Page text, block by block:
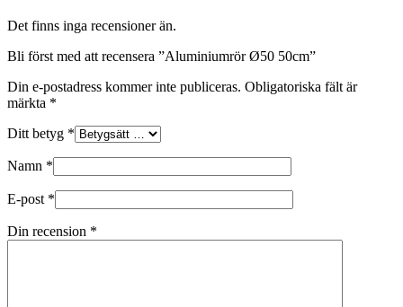
Det finns inga recensioner än.
Bli först med att recensera ”Aluminiumrör Ø50 50cm”
Din e-postadress kommer inte publiceras. Obligatoriska fält är
märkta *
Ditt betyg *
Namn *
E-post *
Din recension *